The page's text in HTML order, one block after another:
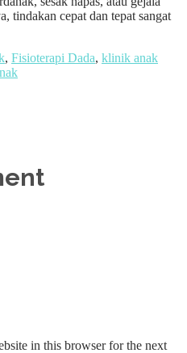
tindakan cepat dan tepat sangat
, Fisioterapi Dada, klinik anak
in this browser for the next